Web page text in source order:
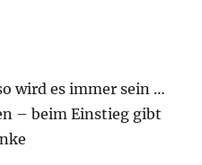
wird es immer sein …
– beim Einstieg gibt